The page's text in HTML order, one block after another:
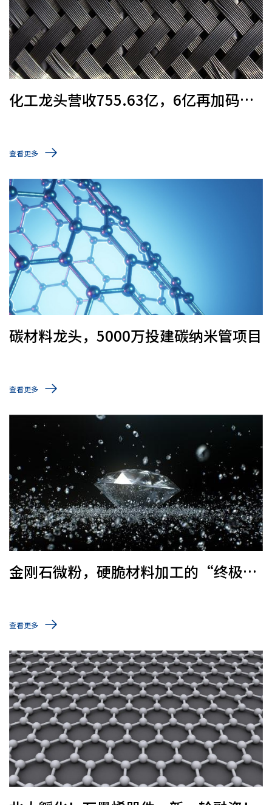
化工龙头营收755.63亿，6亿再加码碳
查看更多
碳材料龙头，5000万投建碳纳米管项目
查看更多
金刚石微粉，硬脆材料加工的“终极磨
查看更多